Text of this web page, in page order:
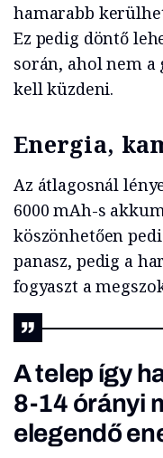
hamarabb
Ez pedig döntő
során, ahol nem a
kell küzdeni.
Energia,
Az átlagosnál
6000 mAh-s
köszönhetően
panasz, pedig a
fogyaszt a
A telep így
8-14 órányi
elegendő